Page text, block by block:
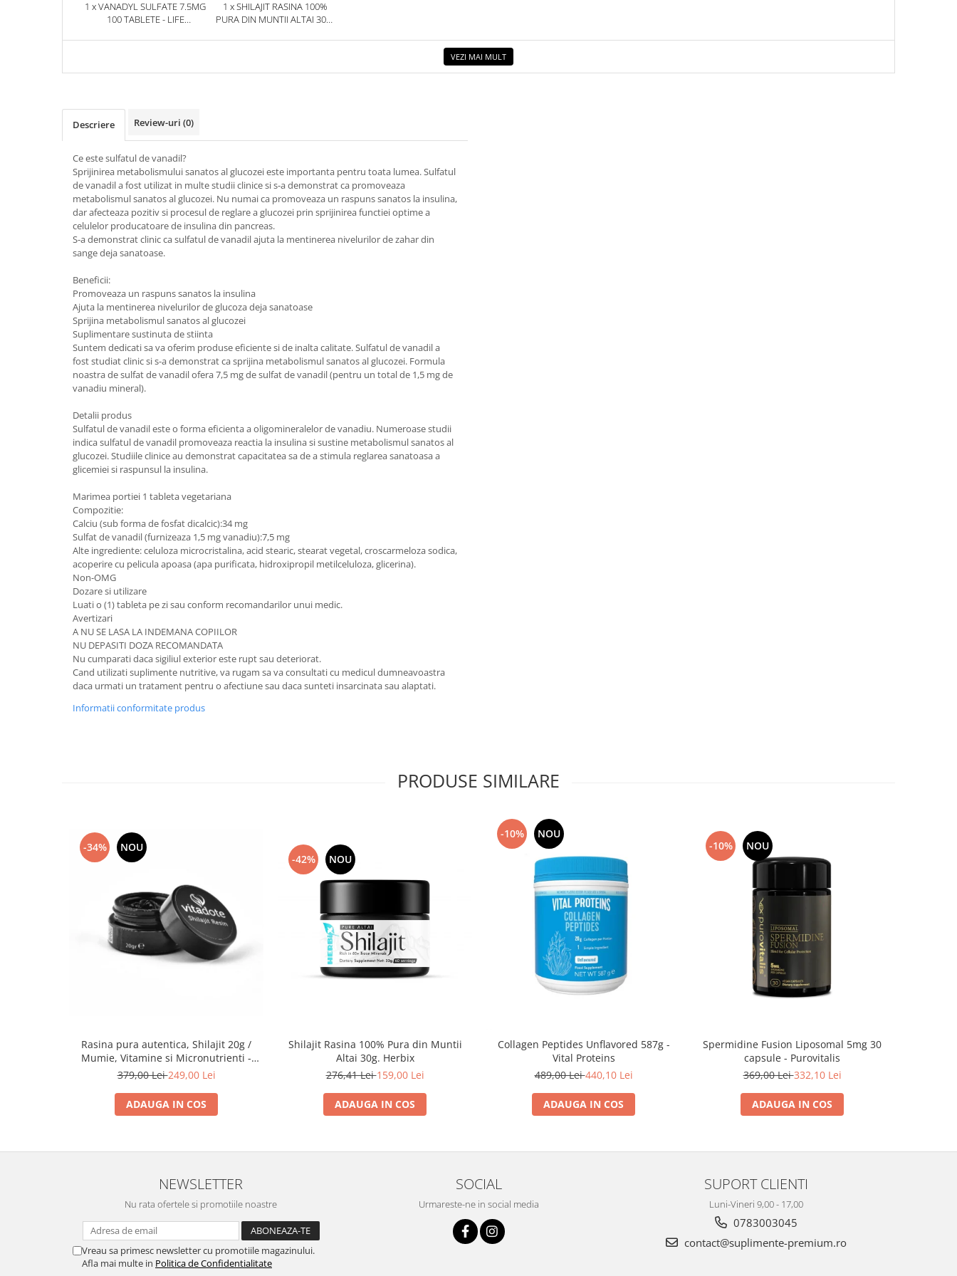
1 x VANADYL SULFATE 7.5MG
100 TABLETE - LIFE
1 x SHILAJIT RASINA 100%
PURA DIN MUNTII ALTAI 30G.
VEZI MAI MULT
Descriere Review-uri (0)
Ce este sulfatul de vanadil?
Sprijinirea metabolismului sanatos al glucozei este importanta pentru toata lumea. Sulfatul
de vanadil a fost utilizat in multe studii clinice si s-a demonstrat ca promoveaza
metabolismul sanatos al glucozei. Nu numai ca promoveaza un raspuns sanatos la insulina,
dar afecteaza pozitiv si procesul de reglare a glucozei prin sprijinirea functiei optime a
celulelor producatoare de insulina din pancreas.
S-a demonstrat clinic ca sulfatul de vanadil ajuta la mentinerea nivelurilor de zahar din
sange deja sanatoase.
Beneficii:
Promoveaza un raspuns sanatos la insulina
Ajuta la mentinerea nivelurilor de glucoza deja sanatoase
Sprijina metabolismul sanatos al glucozei
Suplimentare sustinuta de stiinta
Suntem dedicati sa va oferim produse eficiente si de inalta calitate. Sulfatul de vanadil a
fost studiat clinic si s-a demonstrat ca sprijina metabolismul sanatos al glucozei. Formula
noastra de sulfat de vanadil ofera 7,5 mg de sulfat de vanadil (pentru un total de 1,5 mg de
vanadiu mineral).
Detalii produs
Sulfatul de vanadil este o forma eficienta a oligomineralelor de vanadiu. Numeroase studii
indica sulfatul de vanadil promoveaza reactia la insulina si sustine metabolismul sanatos al
glucozei. Studiile clinice au demonstrat capacitatea sa de a stimula reglarea sanatoasa a
glicemiei si raspunsul la insulina.
Marimea portiei 1 tableta vegetariana
Compozitie:
Calciu (sub forma de fosfat dicalcic):34 mg
Sulfat de vanadil (furnizeaza 1,5 mg vanadiu):7,5 mg
Alte ingrediente: celuloza microcristalina, acid stearic, stearat vegetal, croscarmeloza sodica,
acoperire cu pelicula apoasa (apa purificata, hidroxipropil metilceluloza, glicerina).
Non-OMG
Dozare si utilizare
Luati o (1) tableta pe zi sau conform recomandarilor unui medic.
Avertizari
A NU SE LASA LA INDEMANA COPIILOR
NU DEPASITI DOZA RECOMANDATA
Nu cumparati daca sigiliul exterior este rupt sau deteriorat.
Cand utilizati suplimente nutritive, va rugam sa va consultati cu medicul dumneavoastra
daca urmati un tratament pentru o afectiune sau daca sunteti insarcinata sau alaptati.
Informatii conformitate produs
PRODUSE SIMILARE
-34% NOU
Rasina pura autentica, Shilajit 20g /
Mumie, Vitamine si Micronutrienti -
Vitadote
379,00 Lei249,00 Lei
ADAUGA IN COS
-42% NOU
Shilajit Rasina 100% Pura din Muntii
Altai 30g. Herbix
276,41 Lei159,00 Lei
ADAUGA IN COS
-10% NOU
Collagen Peptides Unflavored 587g -
Vital Proteins
489,00 Lei440,10 Lei
ADAUGA IN COS
-10% NOU
Spermidine Fusion Liposomal 5mg 30
capsule - Purovitalis
369,00 Lei332,10 Lei
ADAUGA IN COS
NEWSLETTER
Nu rata ofertele si promotiile noastre
Vreau sa primesc newsletter cu promotiile magazinului.
Afla mai multe in Politica de Confidentialitate
SOCIAL
Urmareste-ne in social media
SUPORT CLIENTI
Luni-Vineri 9,00 - 17,00
0783003045
contact@suplimente-premium.ro